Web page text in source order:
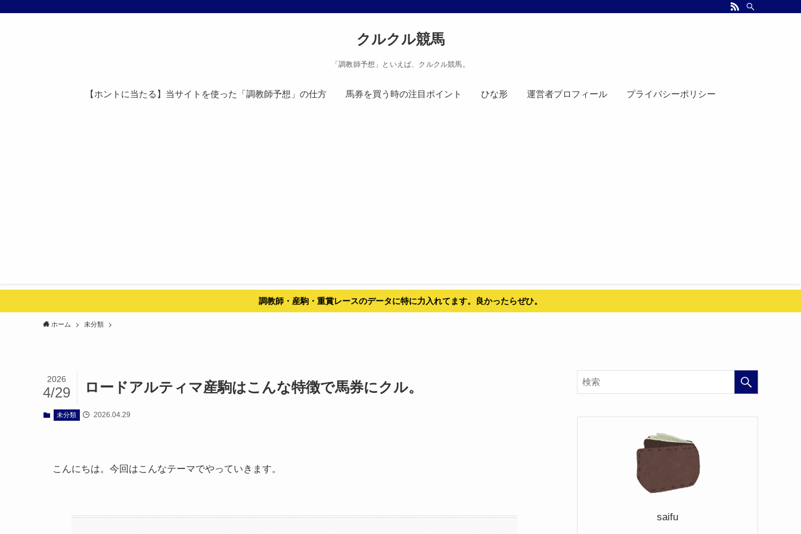
クルクル競馬
「調教師予想」といえば、クルクル競馬。
【ホントに当たる】当サイトを使った「調教師予想」の仕方 馬券を買う時の注目ポイント ひな形 運営者プロフィール プライバシーポリシー
調教師・産駒・重賞レースのデータに特に力入れてます。良かったらぜひ。
ホーム 未分類
ロードアルティマ産駒はこんな特徴で馬券にクル。
2026
4/29
未分類 2026.04.29
こんにちは。今回はこんなテーマでやっていきます。
saifu